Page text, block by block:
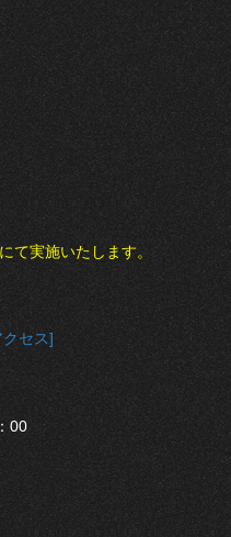
て実施いたします。
クセス]
00